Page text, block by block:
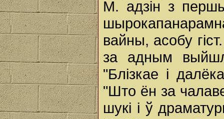
М. адзін з
вайны, асобу
за адным
"Блізкае і
"Што ён за
шукі і ў